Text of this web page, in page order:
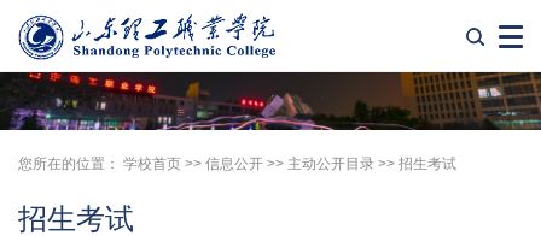
您所在的位置： 学校首页 >> 信息公开 >> 主动公开目录 >> 招生考试
招生考试